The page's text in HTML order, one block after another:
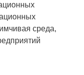
среда,